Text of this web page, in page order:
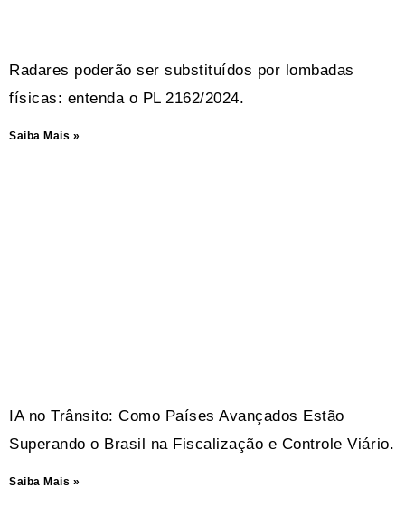
Radares poderão ser substituídos por lombadas
físicas: entenda o PL 2162/2024.
Saiba Mais »
IA no Trânsito: Como Países Avançados Estão
Superando o Brasil na Fiscalização e Controle Viário.
Saiba Mais »